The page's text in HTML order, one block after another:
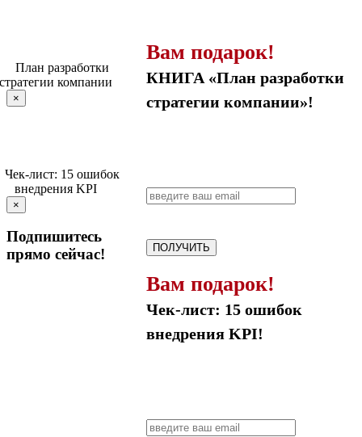
Вам подарок!
КНИГА «План разработки
стратегии компании»!
ПОЛУЧИТЬ
×
Вам подарок!
Чек-лист: 15 ошибок
внедрения KPI!
×
Подпишитесь
прямо сейчас!